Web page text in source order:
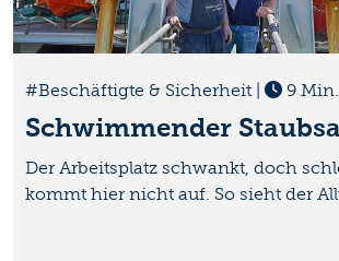
#Beschäftigte & Sicherheit | 9 Min.
Schwimmender
Der Arbeitsplatz schwankt, doch
kommt hier nicht auf. So sieht der